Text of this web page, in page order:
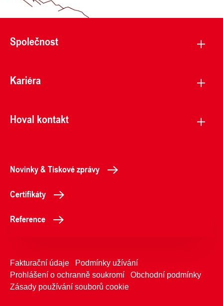
Společnost
Kariéra
Hoval kontakt
Novinky & Tiskové zprávy
Certifikáty
Reference
Fakturační údaje
Podmínky užívání
Prohlášení o ochranně soukromí
Obchodní podmínky
Zásady používání souborů cookie